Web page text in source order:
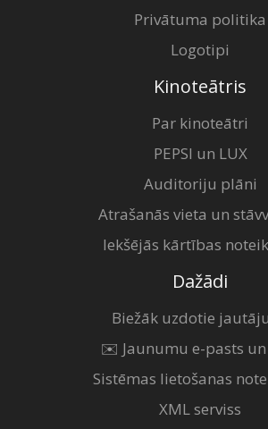
Privātuma politika
Logotipi
Kinoteātris
Par kinoteātri
PEPSI un LUX
Auditoriju plāni
Atrašanās vieta un
Iekšējās kārtības
Dažādi
Biežāk uzdotie
✉️ Jaunumu e-pasts un
Sistēmas lietošanas
XML serviss